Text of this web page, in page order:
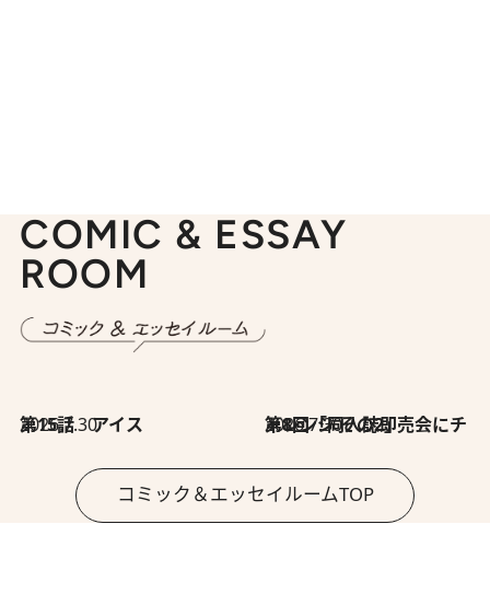
COMIC & ESSAY
ROOM
2026.7.30
第15話 アイス 2026.7.30
第8回「同人誌即売会にチャレンジ その2」
コミック＆エッセイルームTOP